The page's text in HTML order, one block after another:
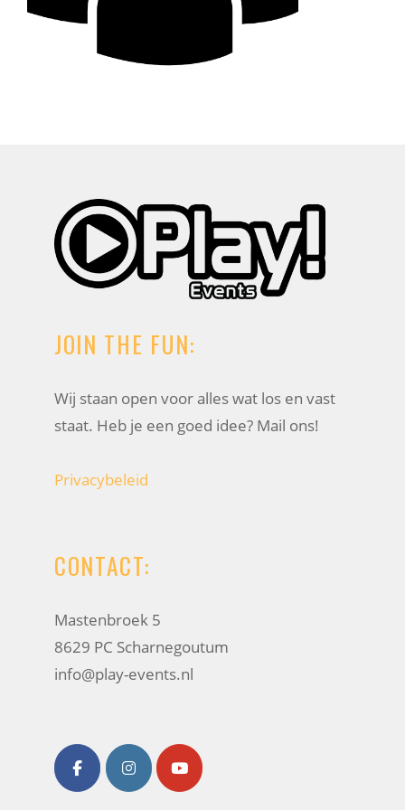
JOIN THE FUN:
Wij staan open voor alles wat los en vast
staat. Heb je een goed idee? Mail ons!
Privacybeleid
CONTACT:
Mastenbroek 5
8629 PC Scharnegoutum
info@play-events.nl